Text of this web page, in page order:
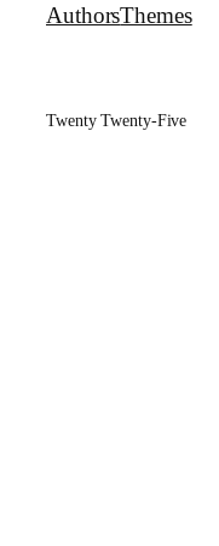
AuthorsThemes
Twenty Twenty-Five